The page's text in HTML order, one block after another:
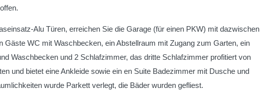
Alu Türen, erreichen Sie die Garage (für einen PKW) mit dazwischen
Gäste WC mit Waschbecken, ein Abstellraum mit Zugang zum Garten, ein
Waschbecken und 2 Schlafzimmer, das dritte Schlafzimmer profitiert von
und bietet eine Ankleide sowie ein en Suite Badezimmer mit Dusche und
wurde Parkett verlegt, die Bäder wurden gefliest.